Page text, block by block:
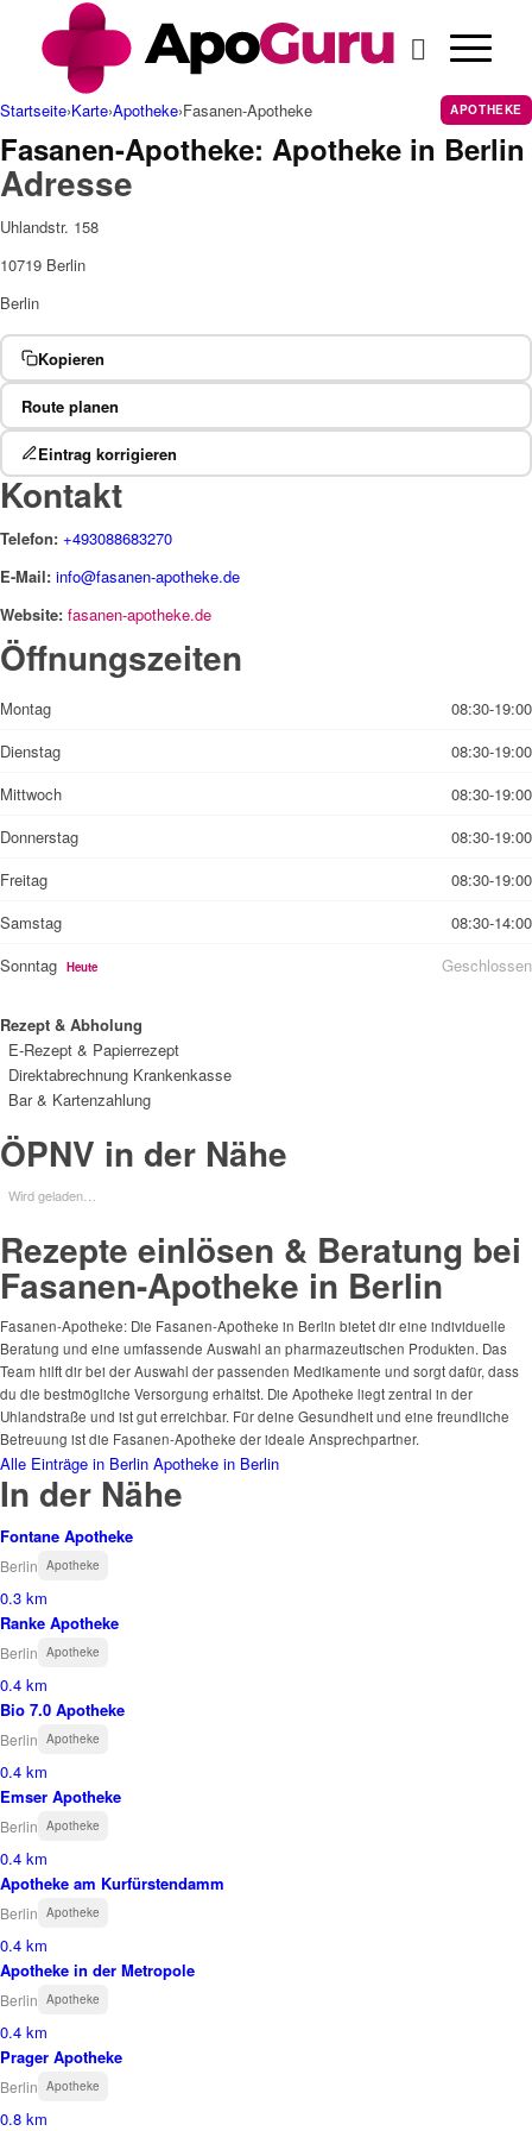
Startseite›Karte›Apotheke›Fasanen-Apotheke APOTHEKE
Fasanen-Apotheke: Apotheke in Berlin
Adresse
Uhlandstr. 158
10719 Berlin
Berlin
Kopieren
Route planen
Eintrag korrigieren
Kontakt
Telefon: +493088683270
E-Mail: info@fasanen-apotheke.de
Website: fasanen-apotheke.de
Öffnungszeiten
Montag
08:30-19:00
Dienstag
08:30-19:00
Mittwoch
08:30-19:00
Donnerstag
08:30-19:00
Freitag
08:30-19:00
Samstag
08:30-14:00
Sonntag Heute Geschlossen
Rezept & Abholung
E-Rezept & Papierrezept
Direktabrechnung Krankenkasse
Bar & Kartenzahlung
ÖPNV in der Nähe
Wird geladen…
Rezepte einlösen & Beratung bei
Fasanen-Apotheke in Berlin
Fasanen-Apotheke: Die Fasanen-Apotheke in Berlin bietet dir eine individuelle
Beratung und eine umfassende Auswahl an pharmazeutischen Produkten. Das
Team hilft dir bei der Auswahl der passenden Medikamente und sorgt dafür, dass
du die bestmögliche Versorgung erhältst. Die Apotheke liegt zentral in der
Uhlandstraße und ist gut erreichbar. Für deine Gesundheit und eine freundliche
Betreuung ist die Fasanen-Apotheke der ideale Ansprechpartner.
Alle Einträge in Berlin Apotheke in Berlin
In der Nähe
Fontane Apotheke
Berlin Apotheke
0.3 km
Ranke Apotheke
Berlin Apotheke
0.4 km
Bio 7.0 Apotheke
Berlin Apotheke
0.4 km
Emser Apotheke
Berlin Apotheke
0.4 km
Apotheke am Kurfürstendamm
Berlin Apotheke
0.4 km
Apotheke in der Metropole
Berlin Apotheke
0.4 km
Prager Apotheke
Berlin Apotheke
0.8 km
Cannabis Rezept & Blüten CannaZen.de